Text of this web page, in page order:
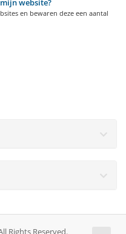
website?
en bewaren deze een aantal
Rights Reserved.